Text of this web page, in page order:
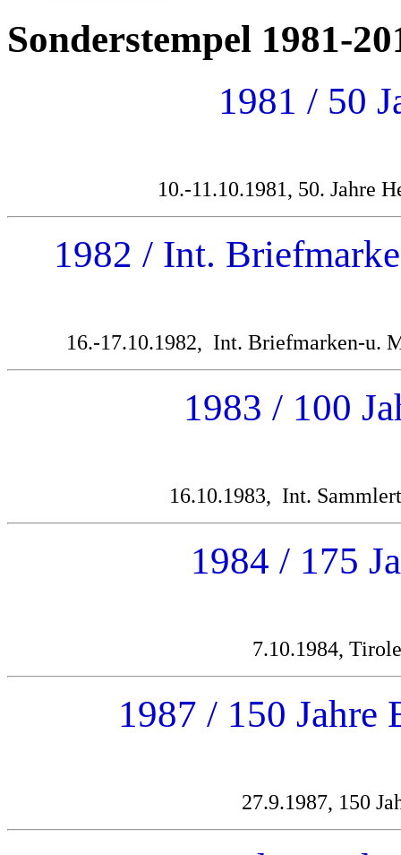
Sonderstempel 1981-
1981 / 50
10.-11.10.1981, 50. Jahre
1982 / Int.
16.-17.10.1982, Int. Briefmarken-u.
1983 / 100
16.10.1983, Int.
1984 / 175
7.10.1984,
1987 / 150 Jahre
27.9.1987, 150